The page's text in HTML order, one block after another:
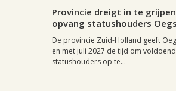
Provincie dreigt in te
opvang statushouders
De provincie Zuid-Holland geeft
en met juli 2027 de tijd om
statushouders op te...